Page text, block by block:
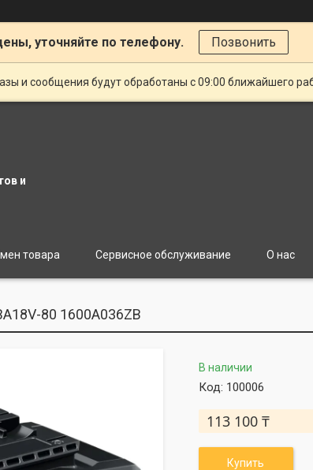
уточняйте по телефону. Позвонить
и сообщения будут обработаны с 09:00 ближайшего
и
товара Сервисное обслуживание О нас
80 1600A036ZB
В наличии
Код: 100006
113 100 ₸
Купить